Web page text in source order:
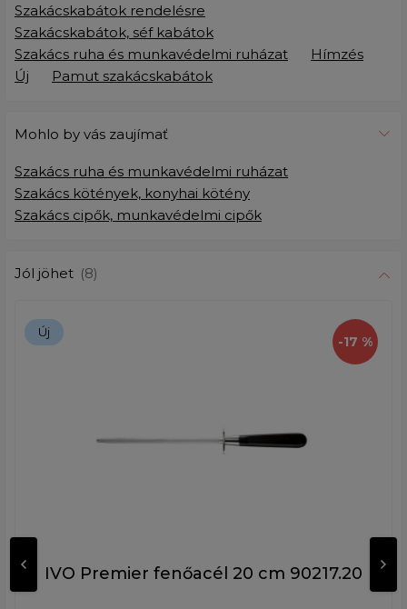
Szakácskabátok rendelésre
Szakácskabátok, séf kabátok
Szakács ruha és munkavédelmi ruházat
Hímzés
Új
Pamut szakácskabátok
Mohlo by vás zaujímať
Szakács ruha és munkavédelmi ruházat
Szakács kötények, konyhai kötény
Szakács cipők, munkavédelmi cipők
Jól jöhet (8)
-17 %
Új
IVO Premier fenőacél 20 cm 90217.20